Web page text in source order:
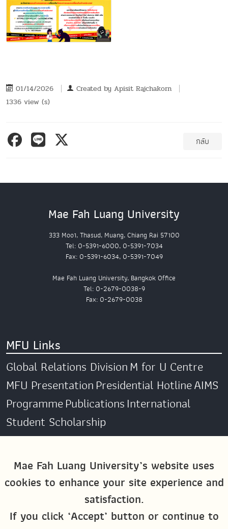
Mae Fah Luang University’s website uses
cookies to enhance your site experience and
satisfaction.
If you click ‘Accept’ button or continue to
01/14/2026 Created by Apisit Rajchakorn
1336 view (s)
กลับ
Mae Fah Luang University
333 Moo1, Thasud, Muang, Chiang Rai 57100
Tel: 0-5391-6000, 0-5391-7034
Fax: 0-5391-6034, 0-5391-7049
Mae Fah Luang University, Bangkok Office
Tel: 0-2679-0038-9
Fax: 0-2679-0038
MFU Links
Global Relations DivisionM for U Centre
MFU PresentationPresidential HotlineAIMS
ProgrammePublicationsInternational
Student Scholarship
Social Media
Global MFU MFU Global Exchange &
M4U MFU
Site Map